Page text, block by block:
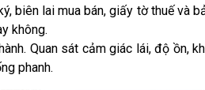
biên lai mua bán, giấy tờ thuế và
không.
Quan sát cảm giác lái, độ ồn,
phanh.